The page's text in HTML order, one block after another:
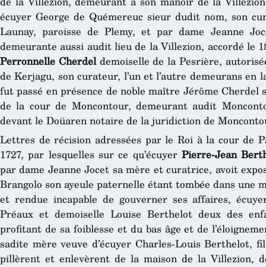
écuyer George de Quémereuc sieur dudit nom, son
Launay, paroisse de Plemy, et par dame Jeanne
demeurante aussi audit lieu de la Villezion, accordé le
Perronnelle Cherdeldemoiselle de la Pesrière,
de Kerjagu, son curateur, l’un et l’autre demeurans
fut passé en présence de noble maître Jérôme
de la cour de Moncontour, demeurant audit
devant le Doüaren notaire de la juridiction de
Lettres de récision adressées par le Roi à la cour de
1727, par lesquelles sur ce qu’écuyer Pierre-Jean
par dame Jeanne Jocet sa mère et curatrice, avoit
Brangolo son ayeule paternelle étant tombée dans une
et rendue incapable de gouverner ses affaires,
Préaux et demoiselle Louise Berthelot deux des
profitant de sa foiblesse et du bas âge et de
sadite mère veuve d’écuyer Charles-Louis Berthelot,
pillèrent et enlevèrent de la maison de la Villezion,